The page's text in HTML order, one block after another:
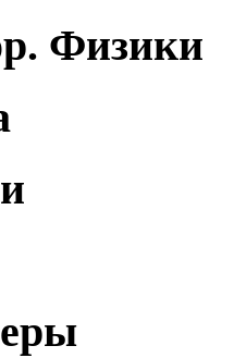
Физики